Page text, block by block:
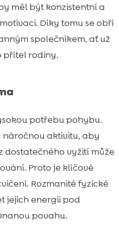
měl být konzistentní a
Díky tomu se obří
společníkem, ať už
přítel rodiny.
potřebu pohybu.
aktivitu, aby
dostatečného vyžití může
Proto je klíčové
Rozmanité fyzické
jejich energii pod
povahu.